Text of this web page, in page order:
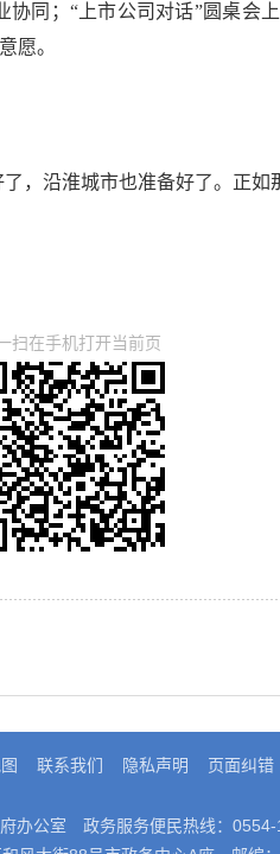
同；“上市公司对话”圆桌会
愿。
沿淮城市也准备好了。正如
扫在手机打开当前页
联系我们 隐私声明 页面纠错
办公室
政务服务便民热线：